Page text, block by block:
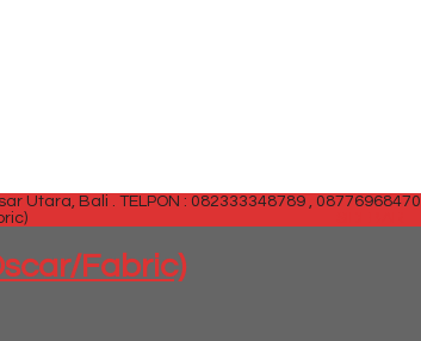
Utara, Bali . TELPON : 082333348789 ,
Fabric)